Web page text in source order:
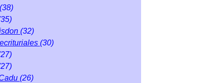
(38)
(32)
(30)
(26)